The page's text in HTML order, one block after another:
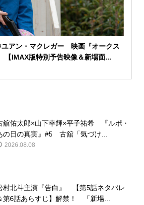
ユアン・マクレガー 映画『オークス
【IMAX版特別予告映像＆新場面...
舘佑太郎×山下幸輝×平子祐希 『ルポ・
の日の真実』#5 古舘「気づけ...
2026.08.08
村北斗主演『告白』 【第5話ネタバレ
第6話あらすじ】解禁！ 「新場...